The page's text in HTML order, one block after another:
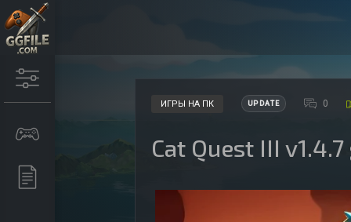
ИГРЫ НА ПК UPDATE 0
Cat Quest III